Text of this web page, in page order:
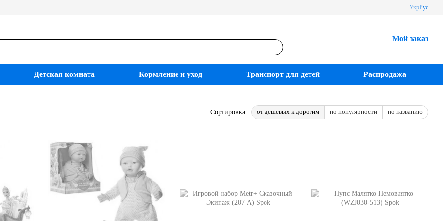
УкрРус
Мой заказ
Детская комната Кормление и уход Транспорт для детей Распродажа
Сортировка: от дешевых к дорогим по популярности по названию